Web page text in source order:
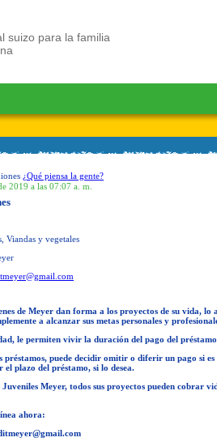
suizo para la familia
¿Qué piensa la gente?
2019 a las 07:07 a. m.
Viandas y vegetales
de Meyer dan forma a los proyectos de su vida, lo
a alcanzar sus metas personales y
le permiten vivir la duración del pago del
préstamos, puede decidir omitir o diferir un pago si
el plazo del préstamo, si lo desea.
Meyer, todos sus proyectos pueden cobrar
ahora: